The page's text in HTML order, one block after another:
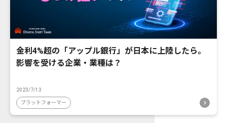
金利4%超の「アップル銀行」が日本に上陸したら。
影響を受ける企業・業種は？
2023/7/13
プラットフォーマー